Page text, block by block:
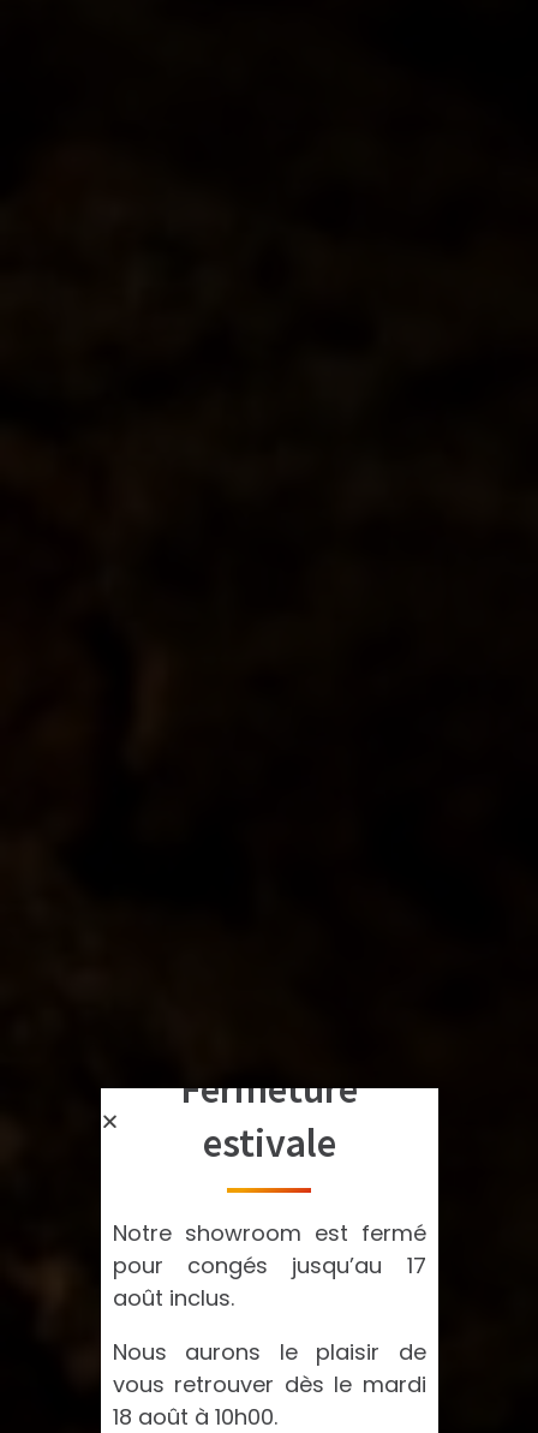
Fermeture
estivale
Notre showroom est fermé
pour congés jusqu’au 17
août inclus.
Nous aurons le plaisir de
vous retrouver dès le mardi
18 août à 10h00.